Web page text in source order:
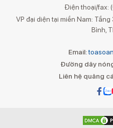
Điện thoại/fax:
VP đại diện tại miền Nam:
Bình,
Email:
Đường dây
Liên hệ quảng